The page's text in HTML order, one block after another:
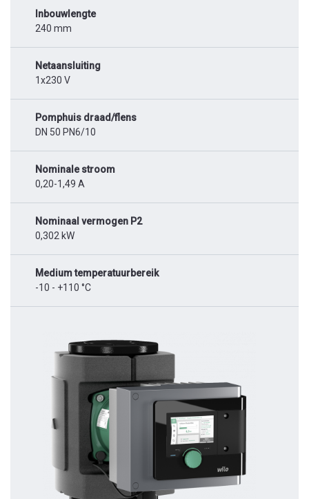
Inbouwlengte
240 mm
Netaansluiting
1x230 V
Pomphuis draad/flens
DN 50 PN6/10
Nominale stroom
0,20-1,49 A
Nominaal vermogen P2
0,302 kW
Medium temperatuurbereik
-10 - +110 °C